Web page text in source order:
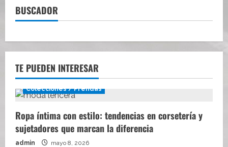
BUSCADOR
TE PUEDEN INTERESAR
Colecciones / Prendas
Ropa íntima con estilo: tendencias en corsetería y
sujetadores que marcan la diferencia
admin mayo 8, 2026